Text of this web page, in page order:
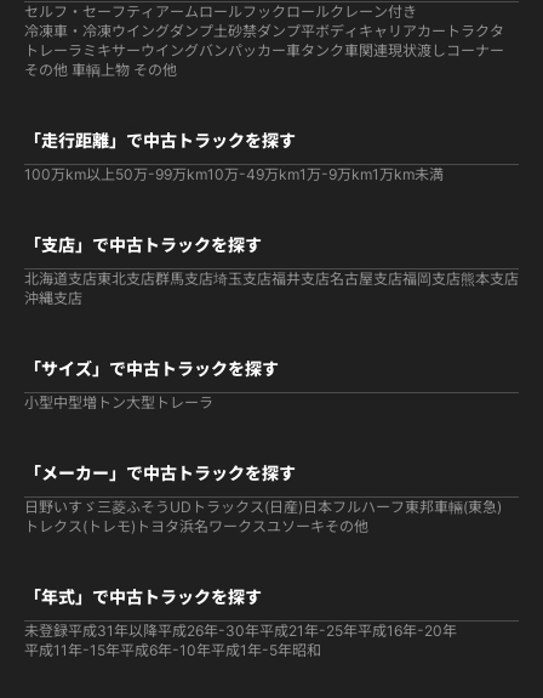
セルフ・セーフティ アームロールフックロールクレーン付き
冷凍車・冷凍ウイングダンプ土砂禁ダンプ平ボディ キャリアカー トラクタ
トレーラ ミキサーウイングバンパッカー車タンク車関連現状渡しコーナー
その他 車輌 上物 その他
「走行距離」で中古トラックを探す
100万km以上50万-99万km10万-49万km1万-9万km1万km未満
「支店」で中古トラックを探す
北海道支店東北支店群馬支店埼玉支店福井支店名古屋支店福岡支店熊本支店
沖縄支店
「サイズ」で中古トラックを探す
小型中型増トン大型 トレーラ
「メーカー」で中古トラックを探す
日野いすゞ 三菱ふそう UDトラックス(日産) 日本フルハーフ 東邦車輛(東急)
トレクス(トレモ) トヨタ浜名ワークス ユソーキその他
「年式」で中古トラックを探す
未登録平成31年以降平成26年-30年平成21年-25年平成16年-20年
平成11年-15年平成6年-10年平成1年-5年昭和